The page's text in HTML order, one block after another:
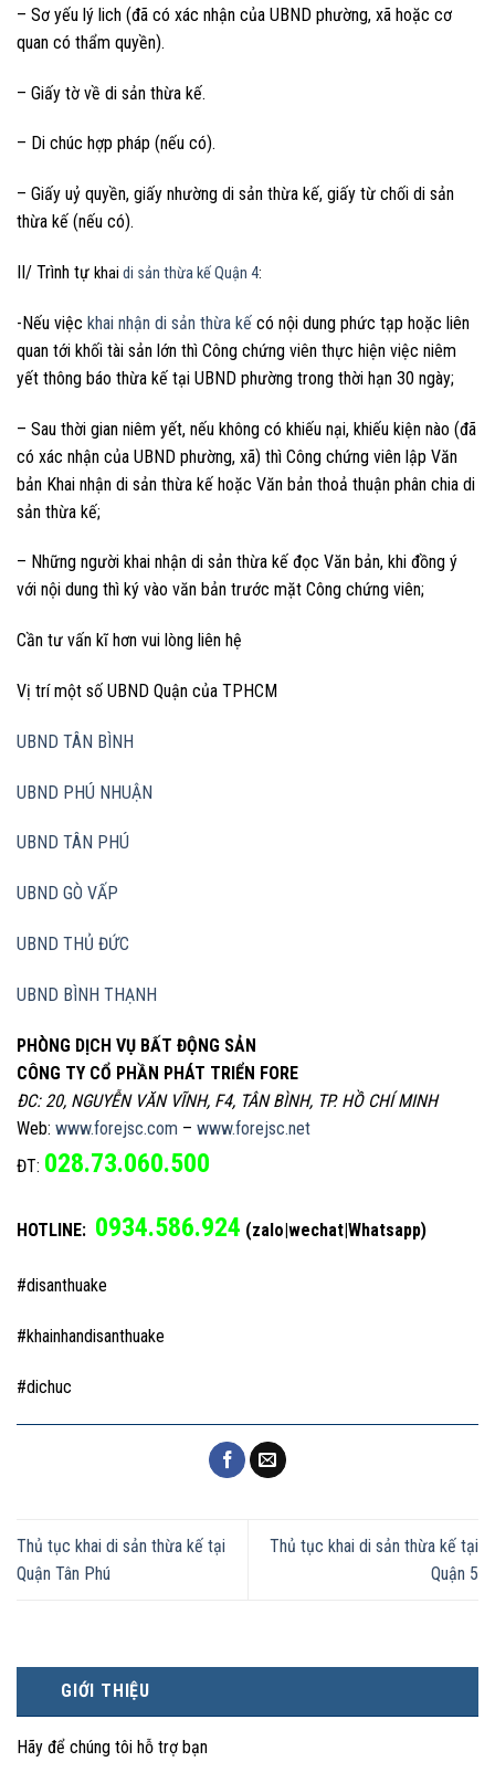
GIỚI THIỆU
Hãy để chúng tôi hỗ trợ bạn
– Sơ yếu lý lich (đã có xác nhận của UBND phường, xã hoặc cơ
quan có thẩm quyền).
– Giấy tờ về di sản thừa kế.
– Di chúc hợp pháp (nếu có).
– Giấy uỷ quyền, giấy nhường di sản thừa kế, giấy từ chối di sản
thừa kế (nếu có).
II/ Trình tự khai di sản thừa kế Quận 4:
-Nếu việc khai nhận di sản thừa kế có nội dung phức tạp hoặc liên
quan tới khối tài sản lớn thì Công chứng viên thực hiện việc niêm
yết thông báo thừa kế tại UBND phường trong thời hạn 30 ngày;
– Sau thời gian niêm yết, nếu không có khiếu nại, khiếu kiện nào (đã
có xác nhận của UBND phường, xã) thì Công chứng viên lập Văn
bản Khai nhận di sản thừa kế hoặc Văn bản thoả thuận phân chia di
sản thừa kế;
– Những người khai nhận di sản thừa kế đọc Văn bản, khi đồng ý
với nội dung thì ký vào văn bản trước mặt Công chứng viên;
Cần tư vấn kĩ hơn vui lòng liên hệ
Vị trí một số UBND Quận của TPHCM
UBND TÂN BÌNH
UBND PHÚ NHUẬN
UBND TÂN PHÚ
UBND GÒ VẤP
UBND THỦ ĐỨC
UBND BÌNH THẠNH
PHÒNG DỊCH VỤ BẤT ĐỘNG SẢN
CÔNG TY CỔ PHẦN PHÁT TRIỂN FORE
ĐC: 20, NGUYỄN VĂN VĨNH, F4, TÂN BÌNH, TP. HỒ CHÍ MINH
Web: www.forejsc.com – www.forejsc.net
ĐT: 028.73.060.500
HOTLINE: 0934.586.924 (zalo|wechat|Whatsapp)
#disanthuake
#khainhandisanthuake
#dichuc
Thủ tục khai di sản thừa kế tại
Quận Tân Phú
Thủ tục khai di sản thừa kế tại
Quận 5